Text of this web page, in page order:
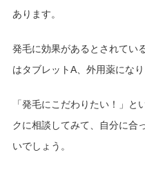
あります。
発毛に効果があるとされてい
はタブレットA、外用薬になり
「発毛にこだわりたい！」と
クに相談してみて、自分に合
いでしょう。